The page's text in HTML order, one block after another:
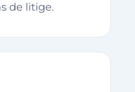
de litige.